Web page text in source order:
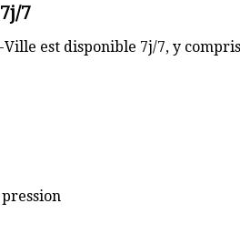
7
est disponible 7j/7, y